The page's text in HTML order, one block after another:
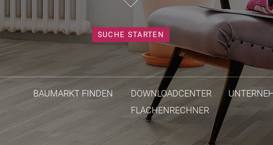
SUCHE STARTEN
BAUMARKT FINDEN
DOWNLOADCENTER
FLÄCHENRECHNER